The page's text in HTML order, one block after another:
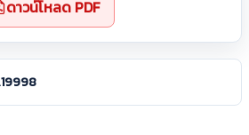
ดาวน์โหลด PDF